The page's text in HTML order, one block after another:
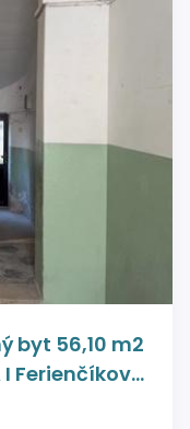
byt 56,10 m2
Ferienčíkova